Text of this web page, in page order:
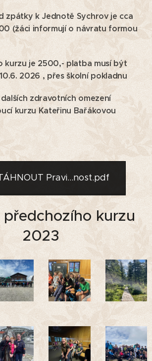
zpátky k Jednotě Sychrov je cca
(žáci informují o návratu formou
kurzu je 2500,- platba musí být
2026 , přes školní pokladnu
zdravotních omezení
kurzu Kateřinu Bařákovou
Pravi...nost.pdf
kurzu
2023